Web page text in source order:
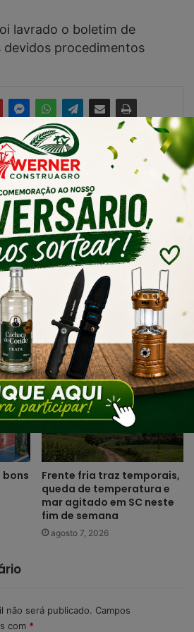
lavrado o boletim de
devidos procedimentos
Dia
na
e
Urussanga alcança maior
Ideb da história e sobe 22
posições em Santa
Catarina
agosto 7, 2026
bons
Frente fria traz temporais,
queda de temperatura e
mar agitado em SC neste
fim de semana
agosto 7, 2026
não será publicado. Campos
com *